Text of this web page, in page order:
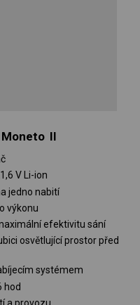
II
V Li-ion
jedno nabití
výkonu
efektivitu sání
osvětlující prostor před
systémem
hod
a provozu